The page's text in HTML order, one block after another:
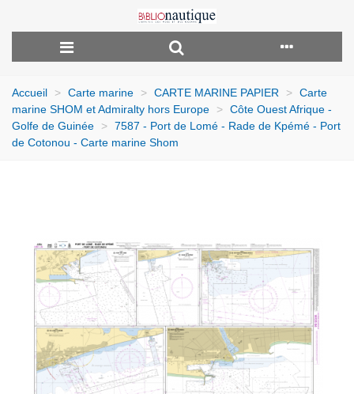
Accueil > Carte marine > CARTE MARINE PAPIER > Carte
marine SHOM et Admiralty hors Europe
> Côte Ouest Afrique -
Golfe de Guinée
> 7587 - Port de Lomé - Rade de Kpémé - Port
de Cotonou - Carte marine Shom